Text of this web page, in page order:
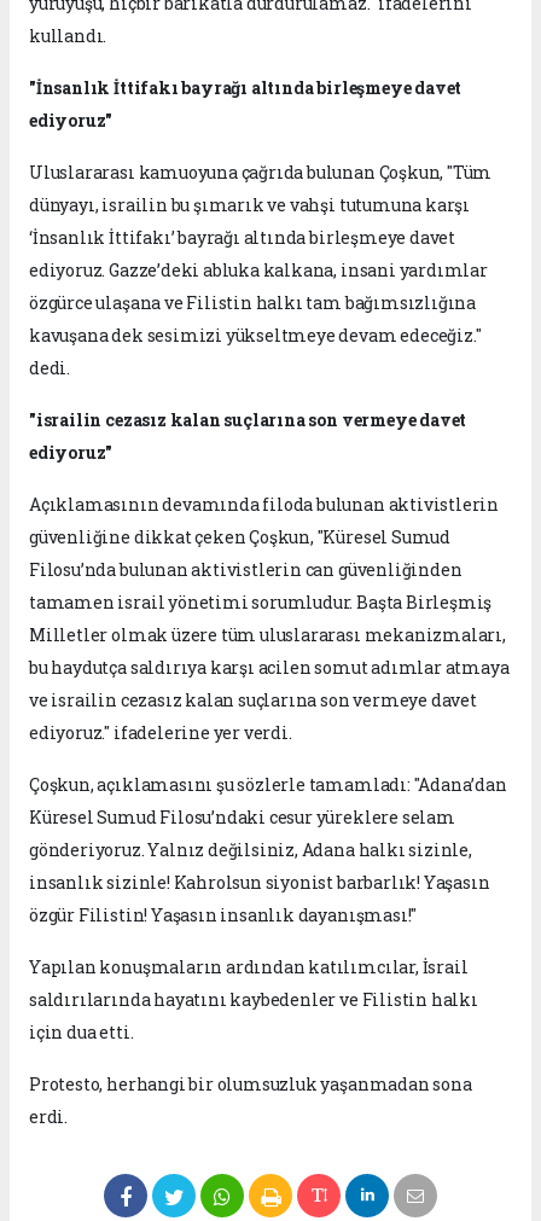
kullandı.
"İnsanlık İttifakı bayrağı altında birleşmeye davet
ediyoruz"
Uluslararası kamuoyuna çağrıda bulunan Çoşkun, "Tüm
dünyayı, israilin bu şımarık ve vahşi tutumuna karşı
‘İnsanlık İttifakı’ bayrağı altında birleşmeye davet
ediyoruz. Gazze’deki abluka kalkana, insani yardımlar
özgürce ulaşana ve Filistin halkı tam bağımsızlığına
kavuşana dek sesimizi yükseltmeye devam edeceğiz."
dedi.
"israilin cezasız kalan suçlarına son vermeye davet
ediyoruz"
Açıklamasının devamında filoda bulunan aktivistlerin
güvenliğine dikkat çeken Çoşkun, "Küresel Sumud
Filosu’nda bulunan aktivistlerin can güvenliğinden
tamamen israil yönetimi sorumludur. Başta Birleşmiş
Milletler olmak üzere tüm uluslararası mekanizmaları,
bu haydutça saldırıya karşı acilen somut adımlar atmaya
ve israilin cezasız kalan suçlarına son vermeye davet
ediyoruz." ifadelerine yer verdi.
Çoşkun, açıklamasını şu sözlerle tamamladı: "Adana’dan
Küresel Sumud Filosu’ndaki cesur yüreklere selam
gönderiyoruz. Yalnız değilsiniz, Adana halkı sizinle,
insanlık sizinle! Kahrolsun siyonist barbarlık! Yaşasın
özgür Filistin! Yaşasın insanlık dayanışması!"
Yapılan konuşmaların ardından katılımcılar, İsrail
saldırılarında hayatını kaybedenler ve Filistin halkı
için dua etti.
Protesto, herhangi bir olumsuzluk yaşanmadan sona
erdi.